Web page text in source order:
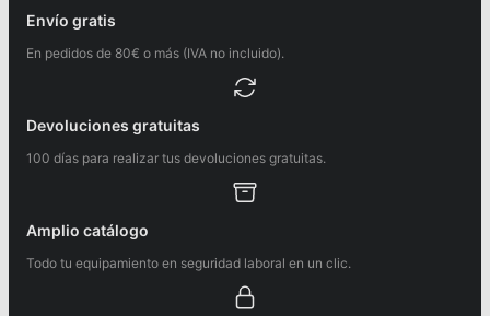
Envío gratis
En pedidos de 80€ o más (IVA no incluido).
Devoluciones gratuitas
100 días para realizar tus devoluciones gratuitas.
Amplio catálogo
Todo tu equipamiento en seguridad laboral en un clic.